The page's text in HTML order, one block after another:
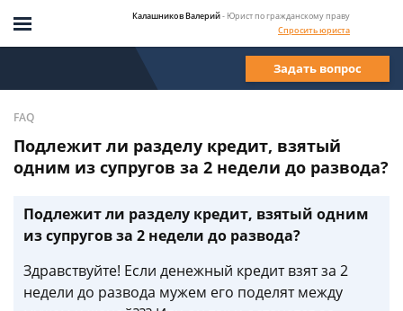
Калашников Валерий- Юрист по гражданскому праву
Спросить юриста
Задать вопрос
FAQ
Подлежит ли разделу кредит, взятый
одним из супругов за 2 недели до развода?
Подлежит ли разделу кредит, взятый одним
из супругов за 2 недели до развода?
Здравствуйте! Если денежный кредит взят за 2
недели до развода мужем его поделят между